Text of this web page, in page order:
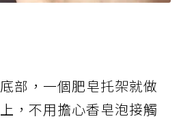
部，一個肥皂托架就做
，不用擔心香皂泡接觸